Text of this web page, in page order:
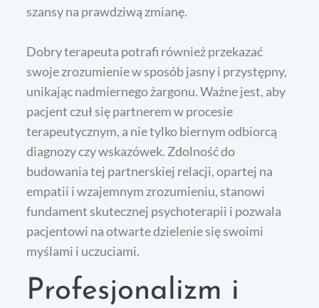
szansy na prawdziwą zmianę.
Dobry terapeuta potrafi również przekazać
swoje zrozumienie w sposób jasny i przystępny,
unikając nadmiernego żargonu. Ważne jest, aby
pacjent czuł się partnerem w procesie
terapeutycznym, a nie tylko biernym odbiorcą
diagnozy czy wskazówek. Zdolność do
budowania tej partnerskiej relacji, opartej na
empatii i wzajemnym zrozumieniu, stanowi
fundament skutecznej psychoterapii i pozwala
pacjentowi na otwarte dzielenie się swoimi
myślami i uczuciami.
Profesjonalizm i